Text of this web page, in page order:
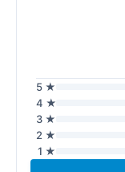
5 ★
4 ★
3 ★
2 ★
1 ★